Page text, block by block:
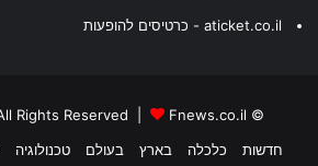
aticket.co.il - כרטיסים להופעות
© Copyright 2026, All Rights Reserved |
Fnews.co.il
חדשות
כלכלה בארץ בעולם טכנולוגיה